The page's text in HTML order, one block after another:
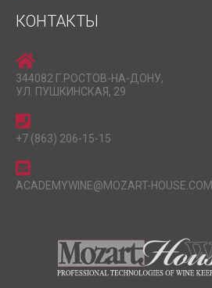
КОНТАКТЫ
344082 Г.РОСТОВ-НА-ДОНУ,
УЛ. ПУШКИНСКАЯ, 29
+7 (863) 206-15-15
ACADEMYWINE@MOZART-HOUSE.COM